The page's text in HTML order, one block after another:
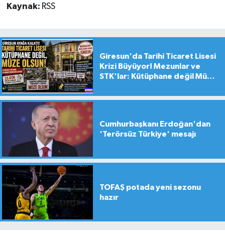
Kaynak: RSS
Giresun'da Tarihi Ticaret Lisesi
Krizi Büyüyor! Mezunlar ve
STK'lar: Kütüphane değil Müze
Cumhurbaşkanı Erdoğan'dan
'Terörsüz Türkiye' mesajı
TOFAŞ potada yeni sezonu
hazır